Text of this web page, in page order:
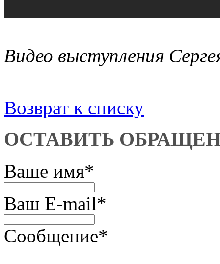
Видео выступления
Возврат к списку
ОСТАВИТЬ
Ваше имя*
Ваш E-mail*
Сообщение*